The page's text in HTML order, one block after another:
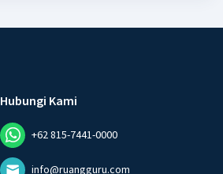
Hubungi Kami
+62 815-7441-0000
info@ruangguru.com